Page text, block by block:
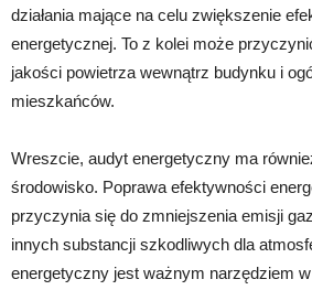
działania mające na celu zwiększenie
energetycznej. To z kolei może
jakości powietrza wewnątrz budynku i
mieszkańców.
Wreszcie, audyt energetyczny ma
środowisko. Poprawa efektywności
przyczynia się do zmniejszenia emisji
innych substancji szkodliwych dla
energetyczny jest ważnym narzędziem